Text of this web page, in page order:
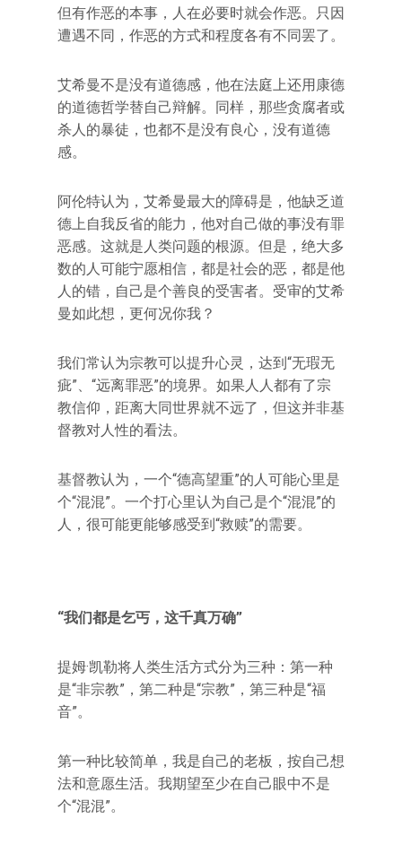
但有作恶的本事，人在必要时就会作恶。只因
遭遇不同，作恶的方式和程度各有不同罢了。
艾希曼不是没有道德感，他在法庭上还用康德
的道德哲学替自己辩解。同样，那些贪腐者或
杀人的暴徒，也都不是没有良心，没有道德
感。
阿伦特认为，艾希曼最大的障碍是，他缺乏道
德上自我反省的能力，他对自己做的事没有罪
恶感。这就是人类问题的根源。但是，绝大多
数的人可能宁愿相信，都是社会的恶，都是他
人的错，自己是个善良的受害者。受审的艾希
曼如此想，更何况你我？
我们常认为宗教可以提升心灵，达到“无瑕无
疵”、“远离罪恶”的境界。如果人人都有了宗
教信仰，距离大同世界就不远了，但这并非基
督教对人性的看法。
基督教认为，一个“德高望重”的人可能心里是
个“混混”。一个打心里认为自己是个“混混”的
人，很可能更能够感受到“救赎”的需要。
“我们都是乞丐，这千真万确”
提姆·凯勒将人类生活方式分为三种：第一种
是“非宗教”，第二种是“宗教”，第三种是“福
音”。
第一种比较简单，我是自己的老板，按自己想
法和意愿生活。我期望至少在自己眼中不是
个“混混”。